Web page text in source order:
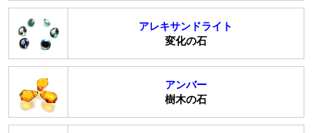
アレキサンドライト
変化の石
アンバー
樹木の石